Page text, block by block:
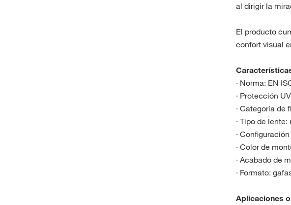
al dirigir la
El producto
confort visual
· Norma: EN
· Protección
· Categoría de
· Tipo de
·
· Color de
· Acabado de
· Formato:
Aplicaciones